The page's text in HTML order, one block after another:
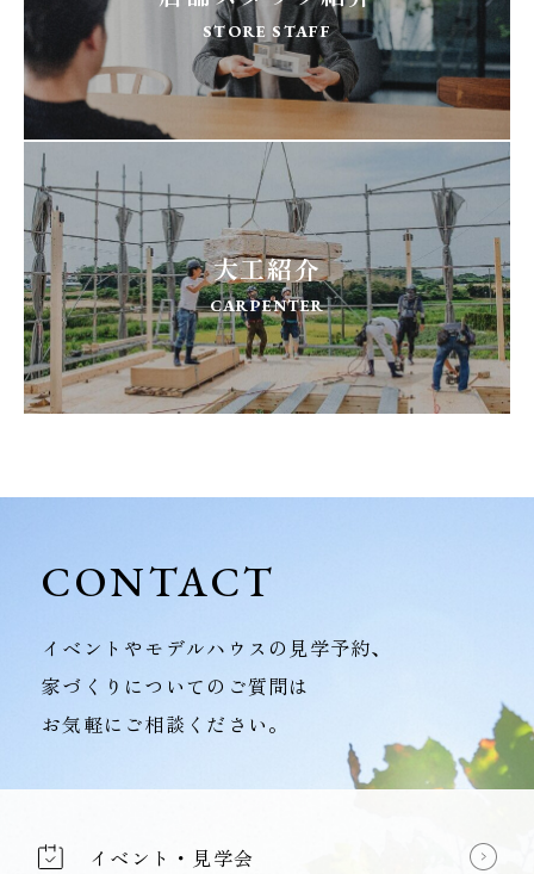
STORE STAFF
大工紹介
CARPENTER
CONTACT
イベントやモデルハウスの見学予約、
家づくりについてのご質問は
お気軽にご相談ください。
イベント・見学会